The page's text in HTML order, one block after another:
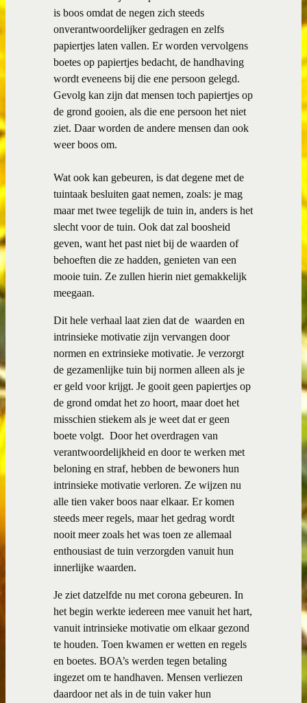
is boos omdat de negen zich steeds
onverantwoordelijker gedragen en zelfs
papiertjes laten vallen. Er worden vervolgens
boetes op papiertjes bedacht, de handhaving
wordt eveneens bij die ene persoon gelegd.
Gevolg kan zijn dat mensen toch papiertjes op
de grond gooien, als die ene persoon het niet
ziet. Daar worden de andere mensen dan ook
weer boos om.
Wat ook kan gebeuren, is dat degene met de
tuintaak besluiten gaat nemen, zoals: je mag
maar met twee tegelijk de tuin in, anders is het
slecht voor de tuin. Ook dat zal boosheid
geven, want het past niet bij de waarden of
behoeften die ze hadden, genieten van een
mooie tuin. Ze zullen hierin niet gemakkelijk
meegaan.
Dit hele verhaal laat zien dat de waarden en
intrinsieke motivatie zijn vervangen door
normen en extrinsieke motivatie. Je verzorgt
de gezamenlijke tuin bij normen alleen als je
er geld voor krijgt. Je gooit geen papiertjes op
de grond omdat het zo hoort, maar doet het
misschien stiekem als je weet dat er geen
boete volgt. Door het overdragen van
verantwoordelijkheid en door te werken met
beloning en straf, hebben de bewoners hun
intrinsieke motivatie verloren. Ze wijzen nu
alle tien vaker boos naar elkaar. Er komen
steeds meer regels, maar het gedrag wordt
nooit meer zoals het was toen ze allemaal
enthousiast de tuin verzorgden vanuit hun
innerlijke waarden.
Je ziet datzelfde nu met corona gebeuren. In
het begin werkte iedereen mee vanuit het hart,
vanuit intrinsieke motivatie om elkaar gezond
te houden. Toen kwamen er wetten en regels
en boetes. BOA’s werden tegen betaling
ingezet om te handhaven. Mensen verliezen
daardoor net als in de tuin vaker hun